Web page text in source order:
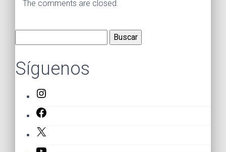
The comments are closed.
Buscar:
Síguenos